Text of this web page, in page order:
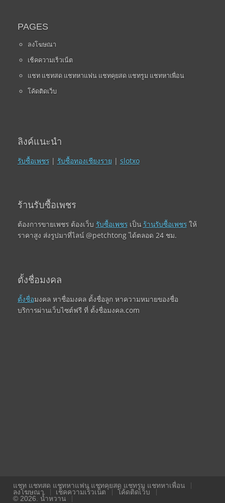
PAGES
ลงโฆษณา
เช็คความเร็วเน็ต
แชท แชทสด แชทหาแฟน แชทคุยสด แชทรูม แชทหาเพื่อน
โค้ดติดเว็บ
ลิงค์แนะนำ
รับซื้อเพชร| รับซื้อทองเชียงราย | slotxo
ร้านรับซื้อเพชร
ต้องการขายเพชร ต้องเว็บ รับซื้อเพชรเป็น ร้านรับซื้อเพชรให้
ราคาสูง ส่งรูปมาที่ไลน์ @petchtong ได้ตลอด 24 ชม.
ตั้งชื่อมงคล
ตั้งชื่อมงคล หาชื่อมงคล ตั้งชื่อลูก หาความหมายของชื่อ
บริการผ่านเว็บไซต์ฟรี ที่ ตั้งชื่อมงคล.com
แชท แชทสด แชทหาแฟน แชทคุยสด แชทรูม แชทหาเพื่อน
ลงโฆษณา
เช็คความเร็วเน็ต
โค้ดติดเว็บ
© 2026. น้ำหวาน